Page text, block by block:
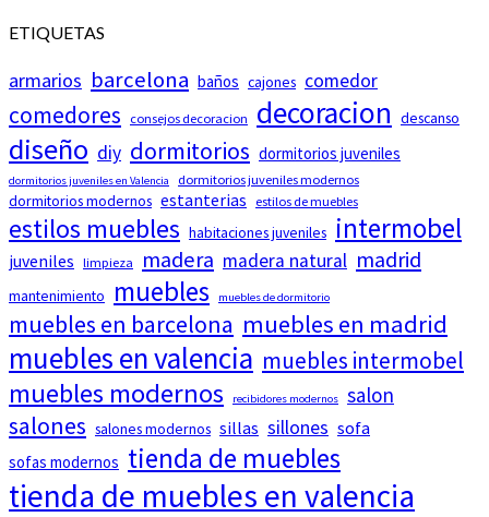
ETIQUETAS
armarios barcelona baños cajones comedor
comedores consejos decoracion decoracion descanso
diseño diy dormitorios dormitorios juveniles
dormitorios juveniles en Valencia dormitorios juveniles modernos
dormitorios modernos estanterias estilos de muebles
estilos muebles habitaciones juveniles intermobel
juveniles limpieza madera madera natural madrid
mantenimiento muebles muebles de dormitorio
muebles en barcelona muebles en madrid
muebles en valencia muebles intermobel
muebles modernos recibidores modernos salon
salones salones modernos sillas sillones sofa
sofas modernos tienda de muebles
tienda de muebles en valencia